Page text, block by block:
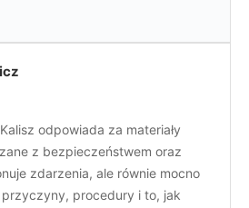
odpowiada za materiały
z bezpieczeństwem oraz
zdarzenia, ale równie mocno
przyczyny, procedury i to, jak